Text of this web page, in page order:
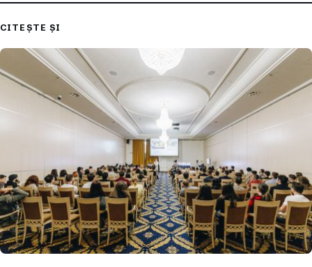
CITEȘTE ȘI